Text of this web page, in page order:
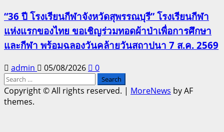
“36 ปี โรงเรียนกีฬาจังหวัดสุพรรณบุรี” โรงเรียนกีฬา
แห่งแรกของไทย ขอเชิญร่วมทอดผ้าป่าเพื่อการศึกษา
และกีฬา พร้อมฉลองวันคล้ายวันสถาปนา 7 ส.ค. 2569
admin 05/08/2026
0
Search
for:
Copyright © All rights reserved. | MoreNews by AF
themes.